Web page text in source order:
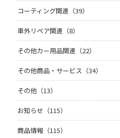
コーティング関連（39）
車外リペア関連（8）
その他カー用品関連（22）
その他商品・サービス（34）
その他（13）
お知らせ（115）
商品情報（115）